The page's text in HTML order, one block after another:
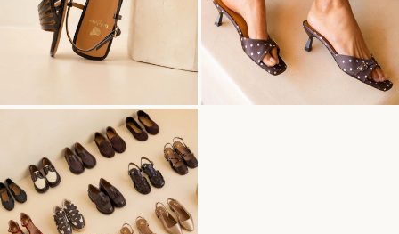
Mehr über die Verarbeitung Ihrer Daten und über Ihre Rechte erfahren